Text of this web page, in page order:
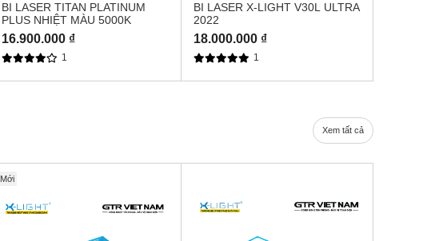
BI LASER TITAN PLATINUM
PLUS NHIỆT MÀU 5000K
16.900.000 ₫
1
BI LASER X-LIGHT V30L ULTRA
2022
18.000.000 ₫
1
Xem tất cả
Mới